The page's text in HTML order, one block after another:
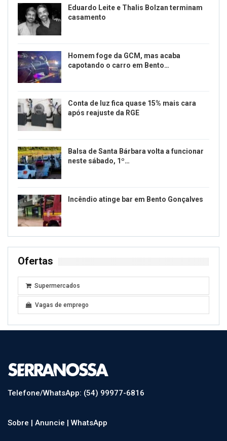
Eduardo Leite e Thalis Bolzan terminam
casamento
Homem foge da GCM, mas acaba
capotando o carro em Bento…
Conta de luz fica quase 15% mais cara
após reajuste da RGE
Balsa de Santa Bárbara volta a funcionar
neste sábado, 1º…
Incêndio atinge bar em Bento Gonçalves
Ofertas
Supermercados
Vagas de emprego
Telefone/WhatsApp: (54) 99977-6816
Sobre | Anuncie | WhatsApp